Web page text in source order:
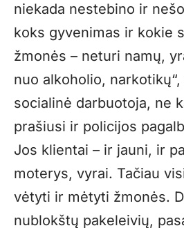
niekada nestebino ir
koks gyvenimas ir kokie
žmonės – neturi namų,
nuo alkoholio, narkotikų“,
socialinė darbuotoja, ne
prašiusi ir policijos
Jos klientai – ir jauni, ir
moterys, vyrai. Tačiau
vėtyti ir mėtyti žmonės.
nublokštų pakeleivių,